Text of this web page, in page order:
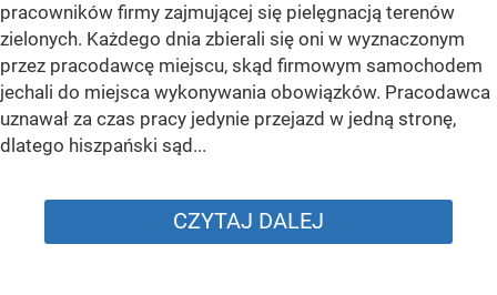
pracowników firmy zajmującej się pielęgnacją terenów
zielonych. Każdego dnia zbierali się oni w wyznaczonym
przez pracodawcę miejscu, skąd firmowym samochodem
jechali do miejsca wykonywania obowiązków. Pracodawca
uznawał za czas pracy jedynie przejazd w jedną stronę,
dlatego hiszpański sąd...
CZYTAJ DALEJ